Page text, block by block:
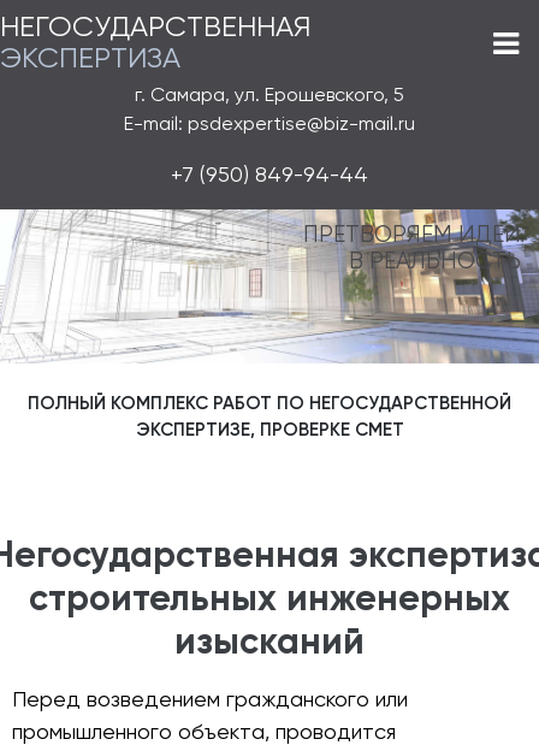
НЕГОСУДАРСТВЕННАЯ
ЭКСПЕРТИЗА
г. Самара, ул. Ерошевского, 5
E-mail: psdexpertise@biz-mail.ru
+7 (950) 849-94-44
ПРЕТВОРЯЕМ ИДЕИ
В РЕАЛЬНОСТЬ
ПОЛНЫЙ КОМПЛЕКС РАБОТ ПО НЕГОСУДАРСТВЕННОЙ
ЭКСПЕРТИЗЕ, ПРОВЕРКЕ СМЕТ
строительных инженерных
изысканий
Перед возведением гражданского или
промышленного объекта, проводится